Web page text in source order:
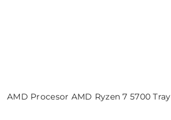
AMD Procesor AMD Ryzen 7 5700 Tray